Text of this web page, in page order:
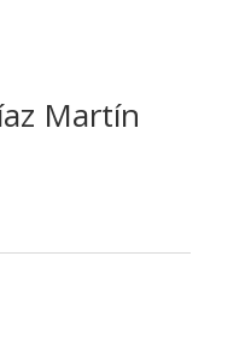
Martín